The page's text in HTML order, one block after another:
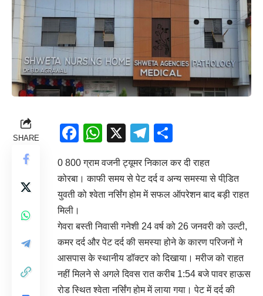
SHARE Facebook
WhatsApp
X Telegram
0 800 ग्राम वजनी ट्यूमर निकाल कर दी राहत
कोरबा। काफी समय से पेट दर्द व अन्य समस्या से पीडि़त
युवती को श्वेता नर्सिंग होम में सफल ऑपरेशन बाद बड़ी राहत
मिली।
गेवरा बस्ती निवासी गनेशी 24 वर्ष को 26 जनवरी को उल्टी,
कमर दर्द और पेट दर्द की समस्या होने के कारण परिजनों ने
आसपास के स्थानीय डॉक्टर को दिखाया। मरीज को राहत
नहीं मिलने से अगले दिवस रात करीब 1:54 बजे पावर हाऊस
रोड स्थित श्वेता नर्सिंग होम में लाया गया। पेट में दर्द की